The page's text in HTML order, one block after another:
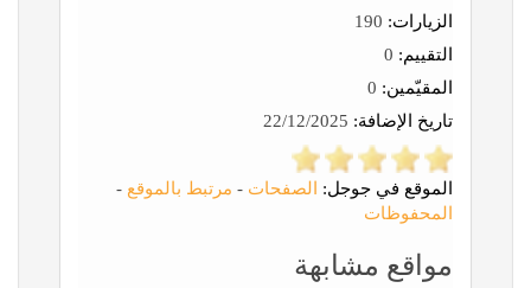
الزيارات:
التقييم:
المقيّمين:
تاريخ الإضافة:
الموقع في جوجل: الصفحات - مرتبط بالموقع -
المحفوظات
مواقع مشابهة